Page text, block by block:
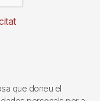
que doneu el